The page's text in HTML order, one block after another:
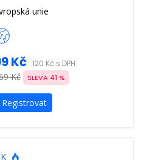
unie
Kč 120 Kč s DPH
Kč SLEVA 41 %
Registrovat